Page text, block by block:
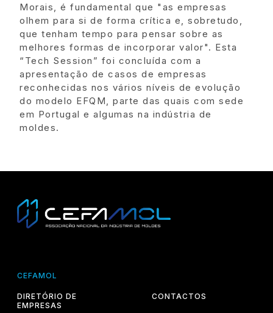
Morais, é fundamental que "as empresas
olhem para si de forma crítica e, sobretudo,
que tenham tempo para pensar sobre as
melhores formas de incorporar valor". Esta
“Tech Session” foi concluída com a
apresentação de casos de empresas
reconhecidas nos vários níveis de evolução
do modelo EFQM, parte das quais com sede
em Portugal e algumas na indústria de
moldes.
CEFAMOL
DIRETÓRIO DE
EMPRESAS
CONTACTOS